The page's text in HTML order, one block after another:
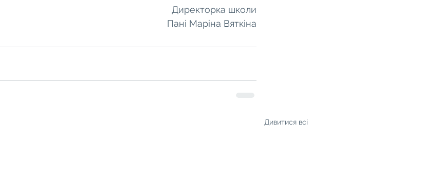
Директорка школи
Пані Маріна Вяткіна
Дивитися всі